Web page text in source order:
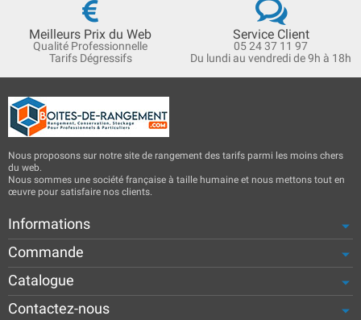
Meilleurs Prix du Web
Qualité Professionnelle
Tarifs Dégressifs
Service Client
05 24 37 11 97
Du lundi au vendredi de 9h à 18h
Nous proposons sur notre site de rangement des tarifs parmi les moins chers
du web.
Nous sommes une société française à taille humaine et nous mettons tout en
œuvre pour satisfaire nos clients.
Informations
Commande
Catalogue
Contactez-nous